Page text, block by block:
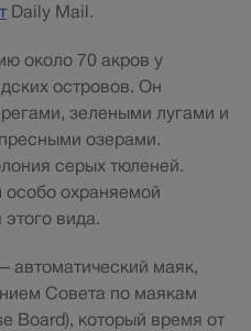
Daily Mail.
около 70 акров у
островов. Он
зелеными лугами и
озерами.
серых тюленей.
особо охраняемой
вида.
автоматический маяк,
Совета по маякам
Board), который время от